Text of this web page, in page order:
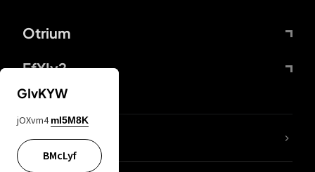
Otrium
FfYIy2
ZbBJcb
GIvKYW
jOXvm4 mI5M8K
BMcLyf